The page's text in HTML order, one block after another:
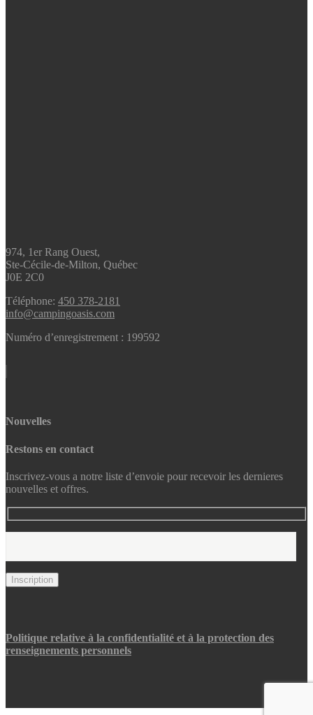
974, 1er Rang Ouest,
Ste-Cécile-de-Milton, Québec
J0E 2C0
Téléphone: 450 378-2181
info@campingoasis.com
Numéro d’enregistrement : 199592
Nouvelles
Restons en contact
Inscrivez-vous a notre liste d’envoie pour recevoir les dernieres
nouvelles et offres.
Politique relative à la confidentialité et à la protection des
renseignements personnels